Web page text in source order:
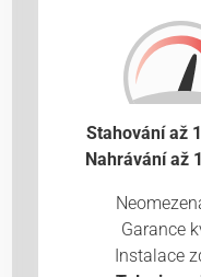
Stahování až
Nahrávání až
Garance
Instalace